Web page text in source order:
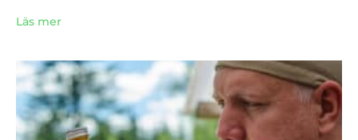
Läs mer